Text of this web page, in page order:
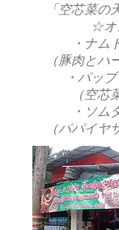
「空芯菜の
☆オ
・ナ
（豚肉とハ
・パッ
（空芯
・ソ
（パパイヤ